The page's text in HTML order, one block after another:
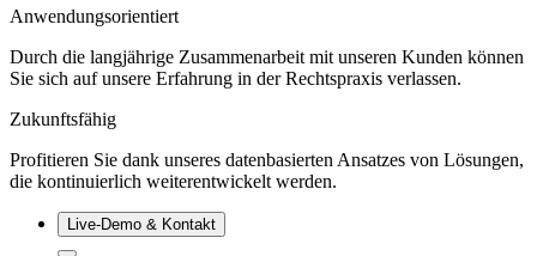
Anwendungsorientiert
Durch die langjährige Zusammenarbeit mit unseren Kunden können
Sie sich auf unsere Erfahrung in der Rechtspraxis verlassen.
Zukunftsfähig
Profitieren Sie dank unseres datenbasierten Ansatzes von Lösungen,
die kontinuierlich weiterentwickelt werden.
Live‑Demo & Kontakt